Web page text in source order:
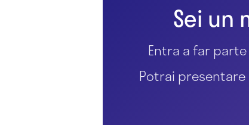
Sei un
Entra a far
Potrai